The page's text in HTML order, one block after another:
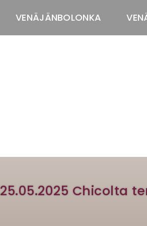
VENÄJÄNBOLONKA
25.05.2025 Chicolta